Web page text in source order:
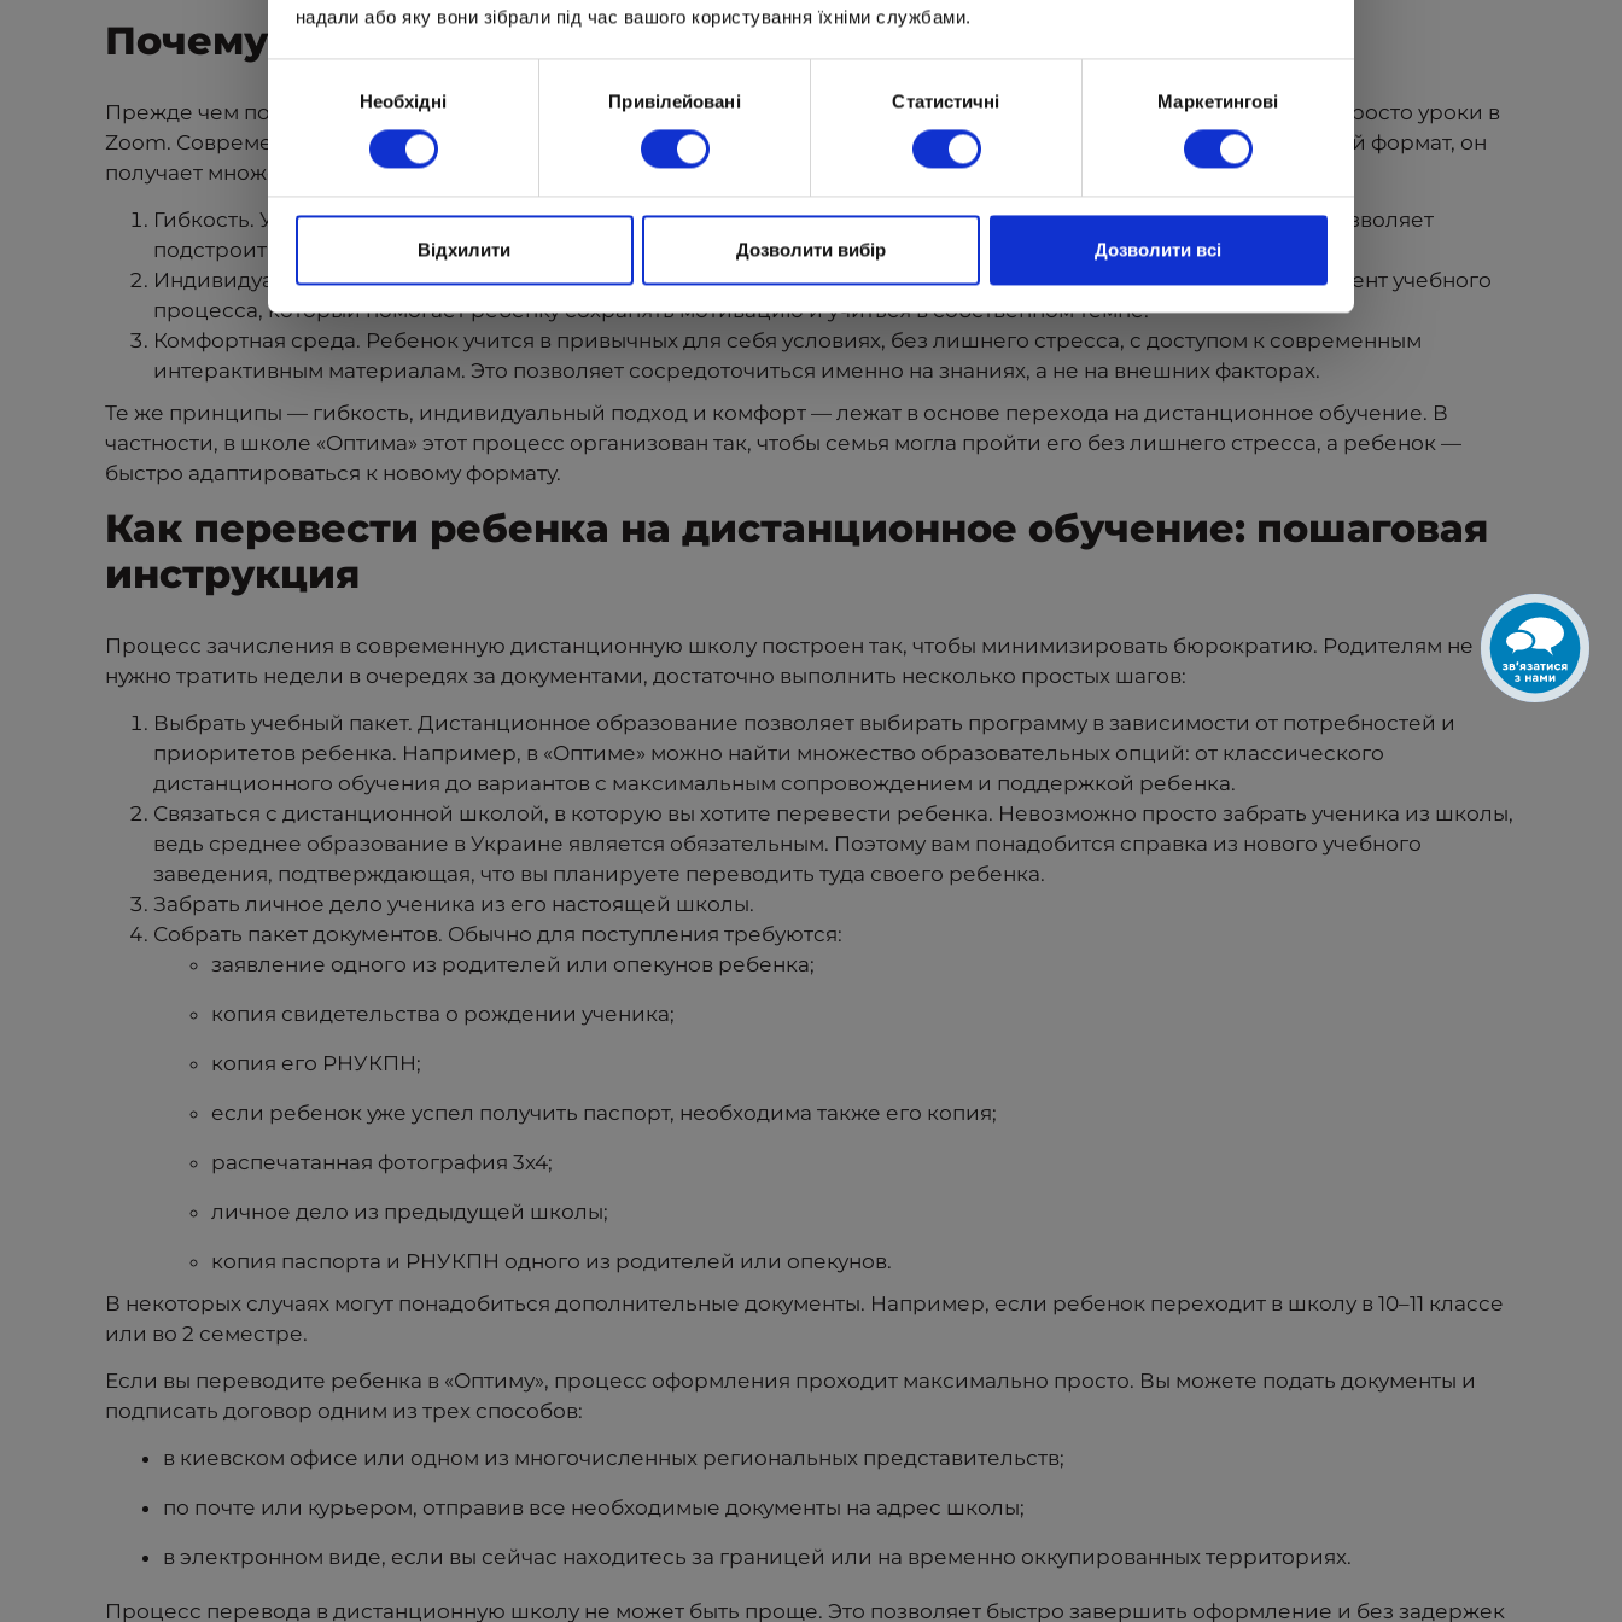
надали або яку вони зібрали під час вашого користування їхніми службами.
Необхідні Привілейовані Статистичні Маркетингові
Відхилити Дозволити вибір Дозволити всі
Почему родители выбирают дистанционный формат
Прежде чем погрузиться в процедурные детали, важно понять главное: дистанционная форма обучения — это не просто уроки в
Zoom. Современные школы создают полноценную образовательную экосистему. Когда ребенок переходит на такой формат, он
получает множество важных преимуществ:
Гибкость. Ученик может заниматься в то время, когда ему легче сосредоточиться и усваивать материал. Это позволяет
подстроить образовательный процесс под реальный ритм жизни ребенка, а не наоборот.
Индивидуальный подход. Поддержка и помощь преподавателей и представителей школы — это важный элемент учебного
процесса, который помогает ребенку сохранять мотивацию и учиться в собственном темпе.
Комфортная среда. Ребенок учится в привычных для себя условиях, без лишнего стресса, с доступом к современным
интерактивным материалам. Это позволяет сосредоточиться именно на знаниях, а не на внешних факторах.
Те же принципы — гибкость, индивидуальный подход и комфорт — лежат в основе перехода на дистанционное обучение. В
частности, в школе «Оптима» этот процесс организован так, чтобы семья могла пройти его без лишнего стресса, а ребенок —
быстро адаптироваться к новому формату.
Как перевести ребенка на дистанционное обучение: пошаговая
инструкция
Процесс зачисления в современную дистанционную школу построен так, чтобы минимизировать бюрократию. Родителям не
нужно тратить недели в очередях за документами, достаточно выполнить несколько простых шагов:
Выбрать учебный пакет. Дистанционное образование позволяет выбирать программу в зависимости от потребностей и
приоритетов ребенка. Например, в «Оптиме» можно найти множество образовательных опций: от классического
дистанционного обучения до вариантов с максимальным сопровождением и поддержкой ребенка.
Связаться с дистанционной школой, в которую вы хотите перевести ребенка. Невозможно просто забрать ученика из школы,
ведь среднее образование в Украине является обязательным. Поэтому вам понадобится справка из нового учебного
заведения, подтверждающая, что вы планируете переводить туда своего ребенка.
Забрать личное дело ученика из его настоящей школы.
Собрать пакет документов. Обычно для поступления требуются:
заявление одного из родителей или опекунов ребенка;
копия свидетельства о рождении ученика;
копия его РНУКПН;
если ребенок уже успел получить паспорт, необходима также его копия;
распечатанная фотография 3х4;
личное дело из предыдущей школы;
копия паспорта и РНУКПН одного из родителей или опекунов.
В некоторых случаях могут понадобиться дополнительные документы. Например, если ребенок переходит в школу в 10–11 классе
или во 2 семестре.
Если вы переводите ребенка в «Оптиму», процесс оформления проходит максимально просто. Вы можете подать документы и
подписать договор одним из трех способов:
в киевском офисе или одном из многочисленных региональных представительств;
по почте или курьером, отправив все необходимые документы на адрес школы;
в электронном виде, если вы сейчас находитесь за границей или на временно оккупированных территориях.
Процесс перевода в дистанционную школу не может быть проще. Это позволяет быстро завершить оформление и без задержек